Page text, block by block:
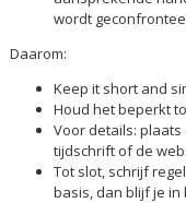
wordt
Daarom:
Keep it short and
Houd het beperkt
Voor details:
tijdschrift of de
Tot slot, schrijf
basis, dan blijf je in